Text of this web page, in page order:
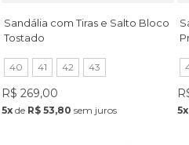
Sandália com Tiras e Salto Bloco
Tostado
40 41 42 43
R$ 269,00
5x de R$ 53,80 sem juros 5x